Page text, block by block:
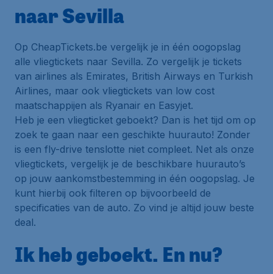
naar Sevilla
Op CheapTickets.be vergelijk je in één oogopslag
alle vliegtickets naar Sevilla. Zo vergelijk je tickets
van airlines als Emirates, British Airways en Turkish
Airlines, maar ook vliegtickets van low cost
maatschappijen als Ryanair en Easyjet.
Heb je een vliegticket geboekt? Dan is het tijd om op
zoek te gaan naar een geschikte huurauto! Zonder
is een fly-drive tenslotte niet compleet. Net als onze
vliegtickets, vergelijk je de beschikbare huurauto’s
op jouw aankomstbestemming in één oogopslag. Je
kunt hierbij ook filteren op bijvoorbeeld de
specificaties van de auto. Zo vind je altijd jouw beste
deal.
Ik heb geboekt. En nu?